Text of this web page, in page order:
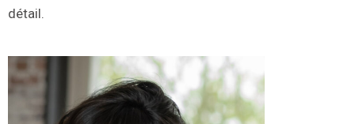
détail.